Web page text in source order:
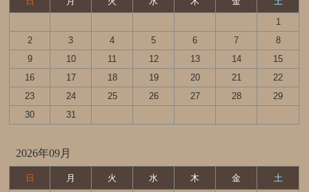
1
2
3 4 5 6 7
8
9
10 11 12 13 14
15
16
17 18 19 20 21
22
23
24 25 26 27 28
29
30
31
2026年09月
日 月 火 水 木 金
土